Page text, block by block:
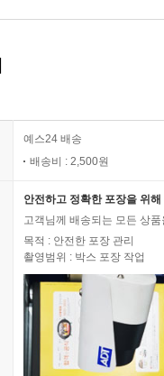
예스24 배송
배송비 : 2,500원
안전하고 정확한 포장을 위
고객님께 배송되는 모든 상
목적 : 안전한 포장 관리
촬영범위 : 박스 포장 작업